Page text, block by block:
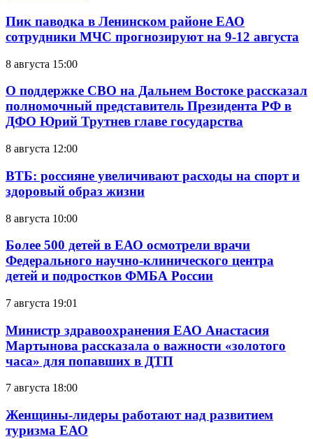
Пик паводка в Ленинском районе ЕАО
сотрудники МЧС прогнозируют на 9-12 августа
8 августа 15:00
О поддержке СВО на Дальнем Востоке рассказал
полномочный представитель Президента РФ в
ДФО Юрий Трутнев главе государства
8 августа 12:00
ВТБ: россияне увеличивают расходы на спорт и
здоровый образ жизни
8 августа 10:00
Более 500 детей в ЕАО осмотрели врачи
Федерального научно-клинического центра
детей и подростков ФМБА России
7 августа 19:01
Министр здравоохранения ЕАО Анастасия
Мартынова рассказала о важности «золотого
часа» для попавших в ДТП
7 августа 18:00
Женщины-лидеры работают над развитием
туризма ЕАО